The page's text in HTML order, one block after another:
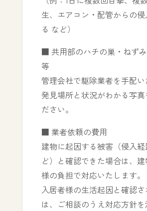
生、エアコン・配管からの
る など）
■ 共用部のハチの巣・ねず
等
管理会社で駆除業者を手配い
発見場所と状況がわかる写真
ださい。
■ 業者依頼の費用
建物に起因する被害（侵入
ど）と確認できた場合は、
様の負担で対応いたします。
入居者様の生活起因と確認
は、ご相談のうえ対応方針